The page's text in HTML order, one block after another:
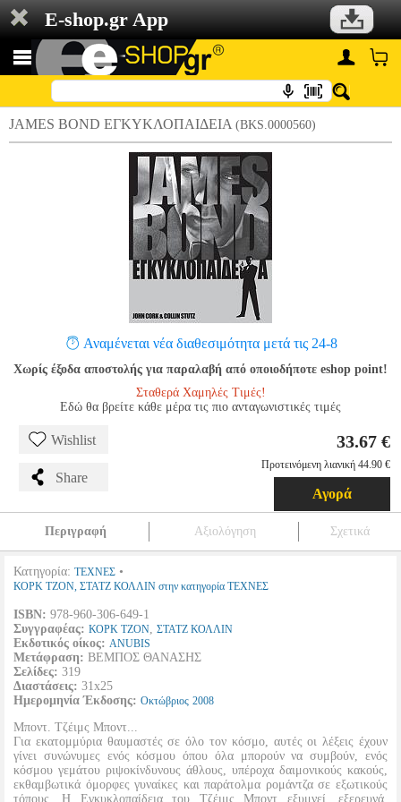
E-shop.gr App
JAMES BOND ΕΓΚΥΚΛΟΠΑΙΔΕΙΑ (BKS.0000560)
Αναμένεται νέα διαθεσιμότητα μετά τις 24-8
Χωρίς έξοδα αποστολής για παραλαβή από οποιοδήποτε eshop point!
Σταθερά Χαμηλές Τιμές!
Εδώ θα βρείτε κάθε μέρα τις πιο ανταγωνιστικές τιμές
Wishlist
Share
33.67 €
Προτεινόμενη λιανική 44.90 €
Αγορά
Περιγραφή Αξιολόγηση Σχετικά
Κατηγορία: ΤΕΧΝΕΣ •
ΚΟΡΚ ΤΖΟΝ, ΣΤΑΤΖ ΚΟΛΛΙΝ στην κατηγορία ΤΕΧΝΕΣ
ISBN: 978-960-306-649-1
Συγγραφέας: ΚΟΡΚ ΤΖΟΝ, ΣΤΑΤΖ ΚΟΛΛΙΝ
Εκδοτικός οίκος: ANUBIS
Μετάφραση: ΒΕΜΠΟΣ ΘΑΝΑΣΗΣ
Σελίδες: 319
Διαστάσεις: 31x25
Ημερομηνία Έκδοσης: Οκτώβριος 2008
Μποντ. Τζέιμς Μποντ...
Για εκατομμύρια θαυμαστές σε όλο τον κόσμο, αυτές οι λέξεις έχουν
γίνει συνώνυμες ενός κόσμου όπου όλα μπορούν να συμβούν, ενός
κόσμου γεμάτου ριψοκίνδυνους άθλους, υπέροχα δαιμονικούς κακούς,
εκθαμβωτικά όμορφες γυναίκες και παράτολμα ρομάντζα σε εξωτικούς
τόπους. Η Εγκυκλοπαίδεια του Τζέιμς Μποντ εξυμνεί, εξερευνά,